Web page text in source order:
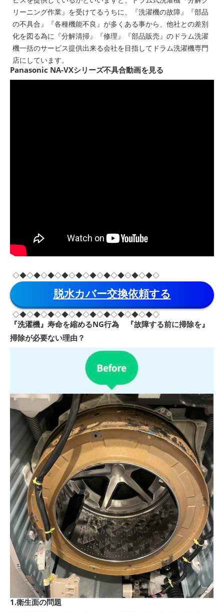
リーニング作業』を受けてるうちに、『洗濯機の故障』『部品
の不具合』『各種機能不良』が多くある事から、他社との差別
化を図る為に『分解清掃』『修理』『部品販売』のドラム洗濯
機一括のサービス提供出来る会社を目指してドラム洗濯機専門
店にしています。
Panasonic NA-VXシリーズ不具合動画を見る
◇◆◇◆◇◆◇◆◇◆◇◆◇◆◇◆◇◆◇◆◇
脱水カバー交換依頼する
◇◆◇◆◇◆◇◆◇◆◇◆◇◆◇◆◇◆◇◆◇
『洗濯機』寿命を縮めるNG行為 『故障する前に掃除を』
掃除が必要ない理由？
1.衛生面の問題